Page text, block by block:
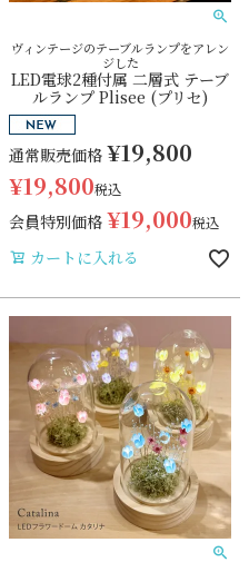
ヴィンテージのテーブルランプをアレン
ジした
LED電球2種付属 二層式 テーブ
ルランプ Plisee (プリセ)
通常販売価格 ¥19,800
¥19,800税込
会員特別価格 ¥19,000税込
カートに入れる